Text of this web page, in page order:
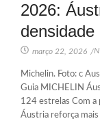
2026:
março 22, 2026 /
Michelin. Foto: c
Guia MICHELIN
124 estrelas Com a
Áustria reforça mais